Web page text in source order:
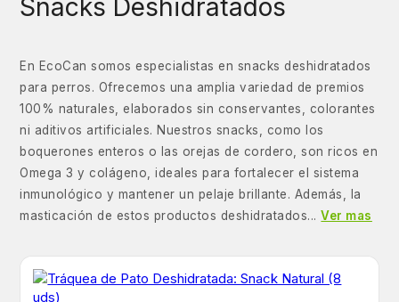
Snacks Deshidratados
En EcoCan somos especialistas en snacks deshidratados
para perros. Ofrecemos una amplia variedad de premios
100% naturales, elaborados sin conservantes, colorantes
ni aditivos artificiales. Nuestros snacks, como los
boquerones enteros o las orejas de cordero, son ricos en
Omega 3 y colágeno, ideales para fortalecer el sistema
inmunológico y mantener un pelaje brillante. Además, la
masticación de estos productos deshidratados...Ver mas